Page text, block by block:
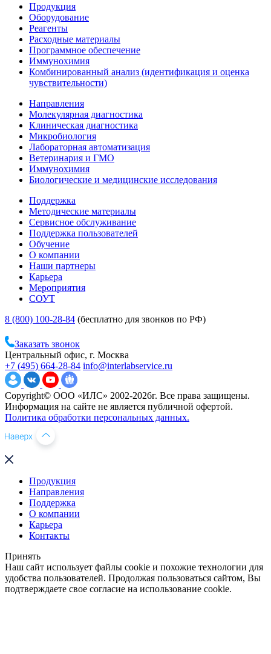
Продукция
Оборудование
Реагенты
Расходные материалы
Программное обеспечение
Иммунохимия
Комбинированный анализ (идентификация и оценка
чувствительности)
Направления
Молекулярная диагностика
Клиническая диагностика
Микробиология
Лабораторная автоматизация
Ветеринария и ГМО
Иммунохимия
Биологические и медицинские исследования
Поддержка
Методические материалы
Сервисное обслуживание
Поддержка пользователей
Обучение
О компании
Наши партнеры
Карьера
Мероприятия
СОУТ
8 (800) 100-28-84 (бесплатно для звонков по РФ)
Заказать звонок
Центральный офис, г. Москва
+7 (495) 664-28-84 info@interlabservice.ru
Copyright© ООО «ИЛС» 2002-2026г. Все права защищены.
Информация на сайте не является публичной офертой.
Политика обработки персональных данных.
Продукция
Направления
Поддержка
О компании
Карьера
Контакты
Принять
Наш сайт использует файлы cookie и похожие технологии для
удобства пользователей. Продолжая пользоваться сайтом, Вы
подтверждаете свое согласие на использование cookie.